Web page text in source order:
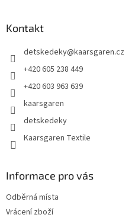
Kontakt
detskedeky@kaarsgaren.cz
+420 605 238 449
+420 603 963 639
kaarsgaren
detskedeky
Kaarsgaren Textile
Informace pro vás
Odběrná místa
Vrácení zboží